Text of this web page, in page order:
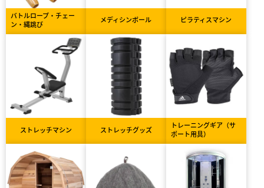
バトルロープ・チェー
ン・縄跳び
メディシンボール ピラティスマシン
ストレッチマシン ストレッチグッズ
トレーニングギア（サ
ポート用具）